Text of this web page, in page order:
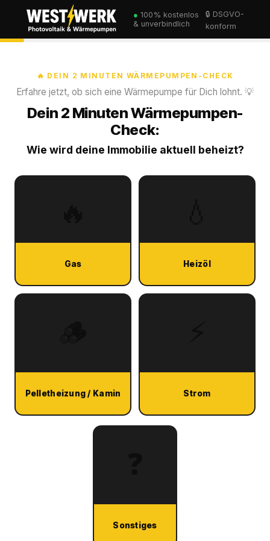
● 100% kostenlos
& unverbindlich
🔒 DSGVO-
konform
🔥 DEIN 2 MINUTEN WÄRMEPUMPEN-CHECK
Erfahre jetzt, ob sich eine Wärmepumpe für Dich lohnt. 💡
Dein 2 Minuten Wärmepumpen-
Check:
Wie wird deine Immobilie aktuell beheizt?
Gas Heizöl
Pelletheizung / Kamin Strom
Sonstiges